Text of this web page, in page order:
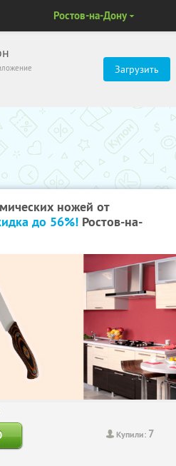
Загрузить
Ростов-на-Дону
ножей от
до 56%! Ростов-на-
Купили: 7